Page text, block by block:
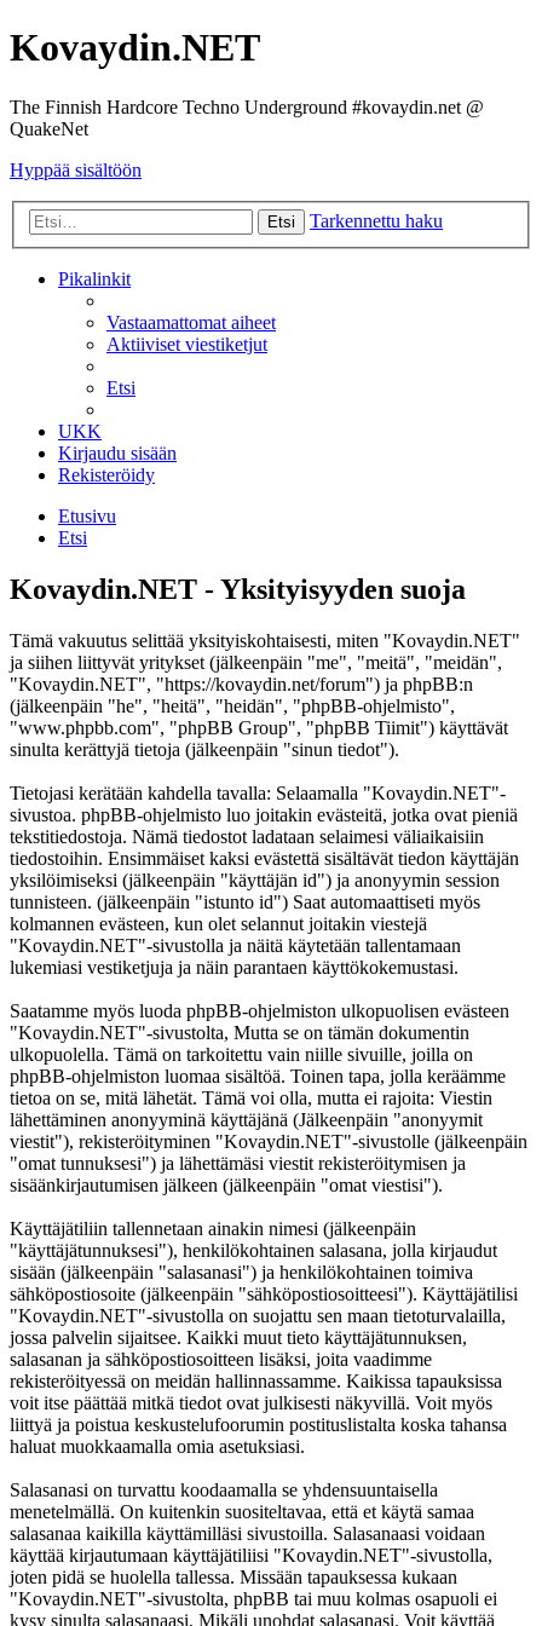
Kovaydin.NET
The Finnish Hardcore Techno Underground #kovaydin.net @
QuakeNet
Hyppää sisältöön
Etsi Tarkennettu haku
Pikalinkit
Vastaamattomat aiheet
Aktiiviset viestiketjut
Etsi
UKK
Kirjaudu sisään
Rekisteröidy
Etusivu
Etsi
Kovaydin.NET - Yksityisyyden suoja
Tämä vakuutus selittää yksityiskohtaisesti, miten "Kovaydin.NET"
ja siihen liittyvät yritykset (jälkeenpäin "me", "meitä", "meidän",
"Kovaydin.NET", "https://kovaydin.net/forum") ja phpBB:n
(jälkeenpäin "he", "heitä", "heidän", "phpBB-ohjelmisto",
"www.phpbb.com", "phpBB Group", "phpBB Tiimit") käyttävät
sinulta kerättyjä tietoja (jälkeenpäin "sinun tiedot").
Tietojasi kerätään kahdella tavalla: Selaamalla "Kovaydin.NET"-
sivustoa. phpBB-ohjelmisto luo joitakin evästeitä, jotka ovat pieniä
tekstitiedostoja. Nämä tiedostot ladataan selaimesi väliaikaisiin
tiedostoihin. Ensimmäiset kaksi evästettä sisältävät tiedon käyttäjän
yksilöimiseksi (jälkeenpäin "käyttäjän id") ja anonyymin session
tunnisteen. (jälkeenpäin "istunto id") Saat automaattiseti myös
kolmannen evästeen, kun olet selannut joitakin viestejä
"Kovaydin.NET"-sivustolla ja näitä käytetään tallentamaan
lukemiasi vestiketjuja ja näin parantaen käyttökokemustasi.
Saatamme myös luoda phpBB-ohjelmiston ulkopuolisen evästeen
"Kovaydin.NET"-sivustolta, Mutta se on tämän dokumentin
ulkopuolella. Tämä on tarkoitettu vain niille sivuille, joilla on
phpBB-ohjelmiston luomaa sisältöä. Toinen tapa, jolla keräämme
tietoa on se, mitä lähetät. Tämä voi olla, mutta ei rajoita: Viestin
lähettäminen anonyyminä käyttäjänä (Jälkeenpäin "anonyymit
viestit"), rekisteröityminen "Kovaydin.NET"-sivustolle (jälkeenpäin
"omat tunnuksesi") ja lähettämäsi viestit rekisteröitymisen ja
sisäänkirjautumisen jälkeen (jälkeenpäin "omat viestisi").
Käyttäjätiliin tallennetaan ainakin nimesi (jälkeenpäin
"käyttäjätunnuksesi"), henkilökohtainen salasana, jolla kirjaudut
sisään (jälkeenpäin "salasanasi") ja henkilökohtainen toimiva
sähköpostiosoite (jälkeenpäin "sähköpostiosoitteesi"). Käyttäjätilisi
"Kovaydin.NET"-sivustolla on suojattu sen maan tietoturvalailla,
jossa palvelin sijaitsee. Kaikki muut tieto käyttäjätunnuksen,
salasanan ja sähköpostiosoitteen lisäksi, joita vaadimme
rekisteröityessä on meidän hallinnassamme. Kaikissa tapauksissa
voit itse päättää mitkä tiedot ovat julkisesti näkyvillä. Voit myös
liittyä ja poistua keskustelufoorumin postituslistalta koska tahansa
haluat muokkaamalla omia asetuksiasi.
Salasanasi on turvattu koodaamalla se yhdensuuntaisella
menetelmällä. On kuitenkin suositeltavaa, että et käytä samaa
salasanaa kaikilla käyttämilläsi sivustoilla. Salasanaasi voidaan
käyttää kirjautumaan käyttäjätiliisi "Kovaydin.NET"-sivustolla,
joten pidä se huolella tallessa. Missään tapauksessa kukaan
"Kovaydin.NET"-sivustolta, phpBB tai muu kolmas osapuoli ei
kysy sinulta salasanaasi. Mikäli unohdat salasanasi. Voit käyttää